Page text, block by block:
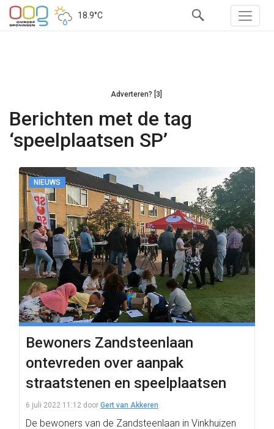
18.9°C
Adverteren? [3]
Berichten met de tag
‘speelplaatsen SP’
NIEUWS
Bewoners Zandsteenlaan
ontevreden over aanpak
straatstenen en speelplaatsen
6 juli 2022 11:12 door Gert van Akkeren
De bewoners van de Zandsteenlaan in Vinkhuizen